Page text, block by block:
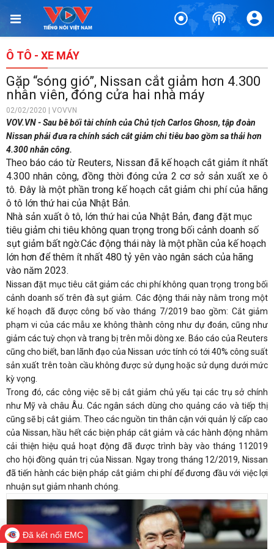
Ô TÔ - XE MÁY
Gặp “sóng gió”, Nissan cắt giảm hơn 4.300
nhân viên, đóng cửa hai nhà máy
02/02/2020 | VOVVN
VOV.VN - Sau bê bối tài chính của Chủ tịch Carlos Ghosn, tập đoàn
Nissan phải đưa ra chính sách cắt giảm chi tiêu bao gồm sa thải hơn
4.300 nhân công.
Theo báo cáo từ Reuters, Nissan đã kế hoạch cắt giảm ít nhất
4.300 nhân công, đồng thời đóng cửa 2 cơ sở sản xuất xe ô
tô. Đây là một phần trong kế hoạch cắt giảm chi phí của hãng
ô tô lớn thứ hai của Nhật Bản.
Nhà sản xuất ô tô, lớn thứ hai của Nhật Bản, đang đặt mục
tiêu giảm chi tiêu không quan trọng trong bối cảnh doanh số
sụt giảm bất ngờ.Các động thái này là một phần của kế hoạch
lớn hơn để thêm ít nhất 480 tỷ yên vào ngân sách của hãng
vào năm 2023.
Nissan đặt mục tiêu cắt giảm các chi phí không quan trọng trong bối
cảnh doanh số trên đà sụt giảm. Các động thái này nằm trong một
kế hoạch đã được công bố vào tháng 7/2019 bao gồm: Cắt giảm
phạm vi của các mẫu xe không thành công như dự đoán, cũng như
giảm các tuỳ chọn và trang bị trên mỗi dòng xe. Báo cáo của Reuters
cũng cho biết, ban lãnh đạo của Nissan ước tính có tới 40% công suất
sản xuất trên toàn cầu không được sử dụng hoặc sử dụng dưới mức
kỳ vọng.
Trong đó, các công việc sẽ bị cắt giảm chủ yếu tại các trụ sở chính
như Mỹ và châu Âu. Các ngân sách dùng cho quảng cáo và tiếp thị
cũng sẽ bị cắt giảm. Theo các nguồn tin thân cận với quản lý cấp cao
của Nissan, hầu hết các biện pháp cắt giảm và các hành động nhằm
cải thiện hiệu quả hoạt động đã được trình bày vào tháng 112019
cho hội đồng quản trị của Nissan. Ngay trong tháng 12/2019, Nissan
đã tiến hành các biện pháp cắt giảm chi phí để đương đầu với việc lợi
nhuận sụt giảm nhanh chóng.
Đã kết nối EMC